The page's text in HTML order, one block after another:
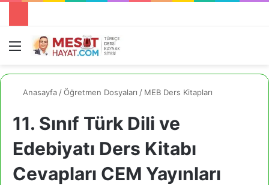
Menü
Anasayfa /Öğretmen Dosyaları / MEB Ders Kitapları
11. Sınıf Türk Dili ve
Edebiyatı Ders Kitabı
Cevapları CEM Yayınları